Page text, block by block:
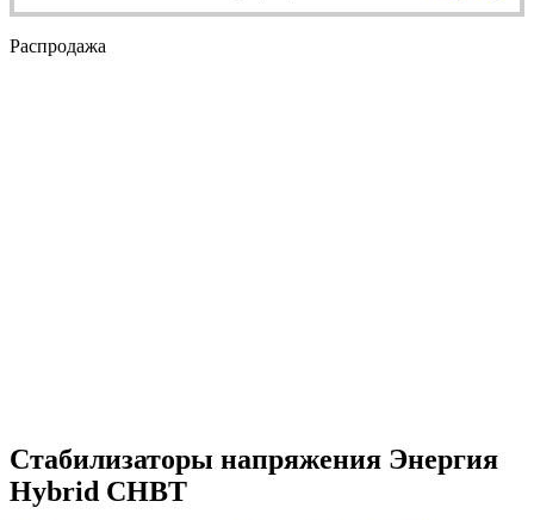
Распродажа
Стабилизаторы напряжения Энергия
Hybrid СНВТ